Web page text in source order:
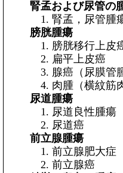
腎孟および尿管の
1. 腎孟，尿管腫
膀胱腫瘍
1. 膀胱移行上皮
2. 扁平上皮癌
3. 腺癌（尿膜管
4. 肉腫（横紋筋
尿道腫瘍
1. 尿道良性腫瘍
2. 尿道癌
前立腺腫瘍
1. 前立腺肥大症
2. 前立腺癌